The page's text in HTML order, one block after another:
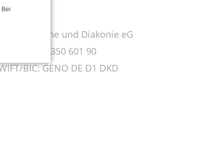
Bank
Bank für Kirche und Diakonie eG
Bankleitzahl: 350 601 90
BIC: GENO DE D1 DKD
Bei